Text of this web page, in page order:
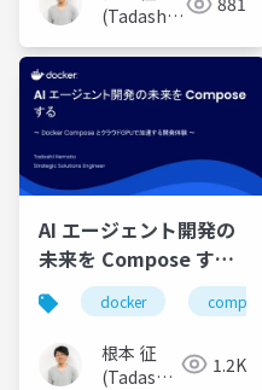
なコンテナ開発の進め
方〜
(Tadashi
AI エージェント開発の
未来を Compose する
〜 Docker Compose
とクラウドGPUで加速
する開発体験 〜
docker compose
根本 征
(Tadashi
1.2K